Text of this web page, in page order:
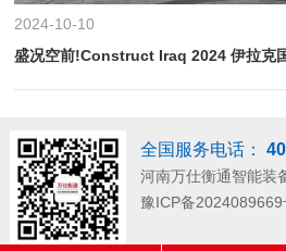
2024-10-10
盛况空前!Construct Iraq 2024 伊拉克
全国服务电话：
河南万仕衡通智能装
豫ICP备2024089669